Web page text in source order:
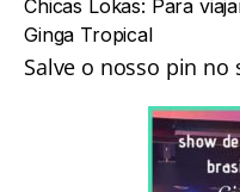
Chicas Lokas: Para
Ginga Tropical
Salve o nosso pin no